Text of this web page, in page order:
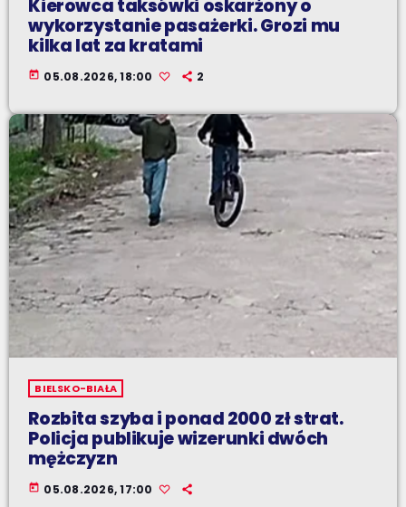
Kierowca taksówki oskarżony o
wykorzystanie pasażerki. Grozi mu
kilka lat za kratami
today 05.08.2026, 18:00 2
BIELSKO-BIAŁA
Rozbita szyba i ponad 2000 zł strat.
Policja publikuje wizerunki dwóch
mężczyzn
today 05.08.2026, 17:00